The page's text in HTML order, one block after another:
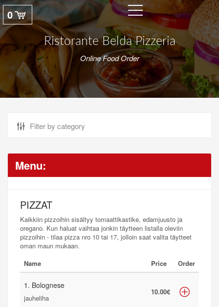
0
Ristorante Belda Pizzeria
Online Food Order
Menu:
PIZZAT
Kaikkiin pizzoihin sisältyy tomaattikastike, edamjuusto ja
oregano. Kun haluat vaihtaa jonkin täytteen listalla oleviin
pizzoihin - tilaa pizza nro 10 tai 17, jolloin saat valita täytteet
oman maun mukaan.
Name
Price Order
1. Bolognese
jauheliha
10.00€